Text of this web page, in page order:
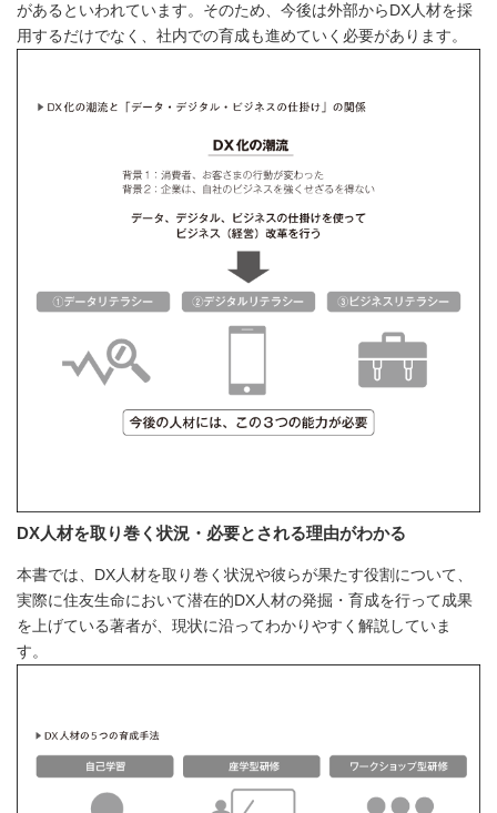
があるといわれています。そのため、今後は外部からDX人材を採
用するだけでなく、社内での育成も進めていく必要があります。
DX人材を取り巻く状況・必要とされる理由がわかる
本書では、DX人材を取り巻く状況や彼らが果たす役割について、
実際に住友生命において潜在的DX人材の発掘・育成を行って成果
を上げている著者が、現状に沿ってわかりやすく解説していま
す。